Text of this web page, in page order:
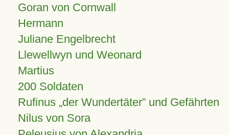
Goran von Cornwall
Hermann
Juliane Engelbrecht
Llewellwyn und Weonard
Martius
200 Soldaten
Rufinus „der Wundertäter” und Gefährten
Nilus von Sora